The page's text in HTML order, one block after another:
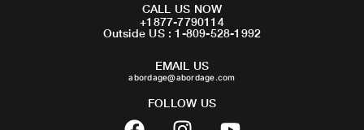
CALL US NOW
+1877-7790114
Outside US : 1-809-528-1992
EMAIL US
abordage@abordage.com
FOLLOW US
F
I
Y